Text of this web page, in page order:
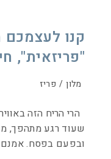
קנו
"פריזאית",
מלון / פריז
הרי הריח הזה
שעוד רגע מתהפך,
ובפעם בפסח.